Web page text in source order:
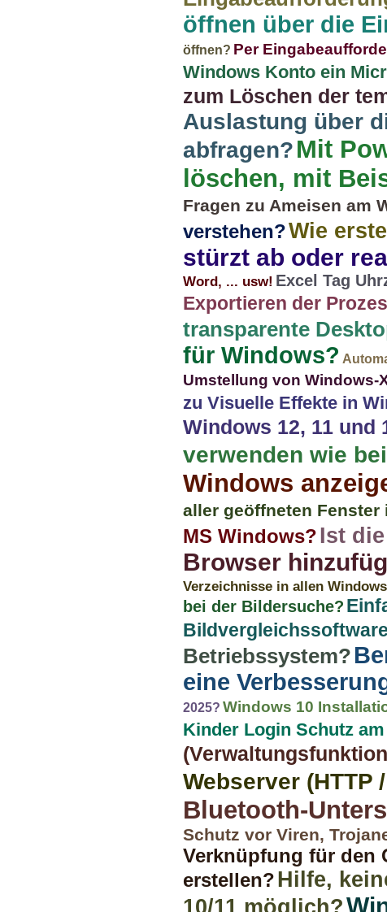
öffnen über die
öffnen? Per
Windows Konto ein
zum Löschen der
Auslastung über
abfragen?Mit
löschen, mit
Fragen zu Ameisen am
verstehen?Wie
stürzt ab oder
Word, ... usw! Excel Tag
Exportieren der
transparente
für Windows?
Umstellung von Windows-
zu Visuelle Effekte in
Windows 12, 11 und
verwenden wie
Windows
aller geöffneten Fenster
MS Windows?Ist
Browser
Verzeichnisse in allen
bei der Bildersuche?
Betriebssystem?
eine
2025? Windows 10
Kinder Login Schutz
Webserver (HTTP
Bluetooth-
Schutz vor Viren,
Verknüpfung für den
erstellen?Hilfe,
10/11 möglich?